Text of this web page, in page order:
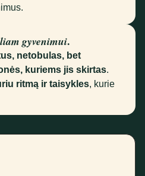
gyvenimui.
netobulas, bet
kuriems jis skirtas.
ritmą ir taisykles, kurie